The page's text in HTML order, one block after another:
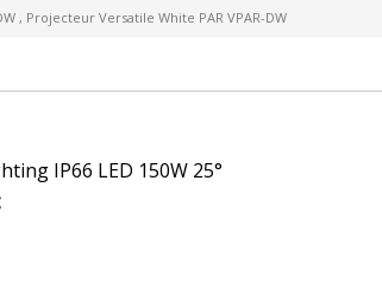
, Projecteur Versatile White PAR VPAR-DW
IP66 LED 150W 25°